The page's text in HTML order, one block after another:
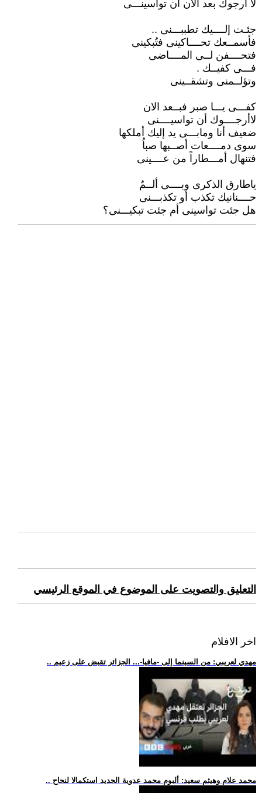
لا أرجوك بعد الان أن تواسينـــى
جئـت إلــــيك تطببـــنى ..
فأسمــعك تحــــاكينى فتُبكينى
فتحــــفن لــى المــــاضى
فـــى كفيــك .
وتؤلــمنى وتشقــينى
كفـــى يـــا صبر فبــعد الان
لاأرجــــوك أن تواسيــــنى
ضعيف أنا ومابـــى يد إليك أملكها
سوى دمــــعات أصــبها صباُ
فتنهال أمـــطاراً من عــــينى
ياطارق الذكرى وبــــى ألــمٌ
حــــنانيك تكذب أو تكذبـــنى
هل جئت تواسينى أم جئت تبكيـــنى؟
التعليق والتصويت على الموضوع في الموقع الرئيسي
اخر الافلام
.. مهدي لعريبي: من السينما إلى -مافيا-... الجزائر تقبض على زعيم
.. محمد علام وهيثم سعيد: ألبوم محمد عدوية الجديد استكمالا لنجاح